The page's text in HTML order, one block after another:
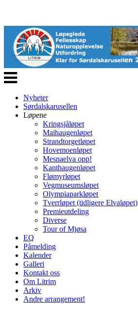
Veksle
navigasjon
Nyheter
Sørdalskarusellen
Løpene
Kringsjåløpet
Maihaugenløpet
Strandtorgetløpet
Hovemoenløpet
Mesnaelva opp!
Kanthaugenløpet
Flømyrløpet
Vegmuseumsløpet
Olympiaparkløpet
Tverrløpet (tidligere Elvaløpet)
Premieutdeling
Diverse
Tour of Mjøsa
EQ
Påmelding
Kalender
Galleri
Kontakt oss
Om Litrim
Arkiv
Andre arrangement!